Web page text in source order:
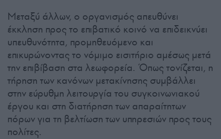
Μεταξύ άλλων, ο οργανισμός απευθύνει
έκκληση προς το επιβατικό κοινό να επιδεικνύει
υπευθυνότητα, προμηθευόμενο και
επικυρώνοντας το νόμιμο εισιτήριο αμέσως μετά
την επιβίβαση στα λεωφορεία. Όπως τονίζεται, η
τήρηση των κανόνων μετακίνησης συμβάλλει
στην εύρυθμη λειτουργία του συγκοινωνιακού
έργου και στη διατήρηση των απαραίτητων
πόρων για τη βελτίωση των υπηρεσιών προς τους
πολίτες.